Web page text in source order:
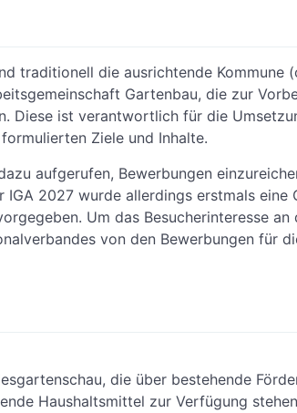
traditionell die ausrichtende Kommune
Gartenbau, die zur
Diese ist verantwortlich für die
Ziele und Inhalte.
aufgerufen, Bewerbungen
IGA 2027 wurde allerdings erstmals eine
Um das Besucherinteresse an
von den Bewerbungen für
die über bestehende
Haushaltsmittel zur Verfügung